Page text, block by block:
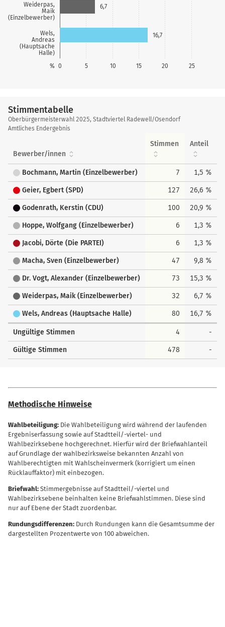
Weiderpas,
Maik
(Einzelbewerber)
Wels,
Andreas
(Hauptsache
Halle)
0
5 10 15 20 25
%
6,7
16,7
Stimmentabelle
Stimmentabelle
Oberbürgermeisterwahl 2025, Stadtviertel Radewell/Osendorf
Amtliches Endergebnis
Bewerber/innen
Stimmen Anteil
Bochmann, Martin (Einzelbewerber) 7 1,5 %
Geier, Egbert (SPD) 127 26,6 %
Godenrath, Kerstin (CDU) 100 20,9 %
Hoppe, Wolfgang (Einzelbewerber) 6 1,3 %
Jacobi, Dörte (Die PARTEI) 6 1,3 %
Macha, Sven (Einzelbewerber) 47 9,8 %
Dr. Vogt, Alexander (Einzelbewerber) 73 15,3 %
Weiderpas, Maik (Einzelbewerber) 32 6,7 %
Wels, Andreas (Hauptsache Halle) 80 16,7 %
Ungültige Stimmen 4 -
Gültige Stimmen 478 -
Methodische Hinweise
Wahlbeteiligung: Die Wahlbeteiligung wird während der laufenden
Ergebniserfassung sowie auf Stadtteil/-viertel- und
Wahlbezirksebene hochgerechnet. Hierfür wird der Briefwahlanteil
auf Grundlage der wahlbezirksweise bekannten Anzahl von
Wahlberechtigten mit Wahlscheinvermerk (korrigiert um einen
Rücklauffaktor) mit einbezogen.
Briefwahl: Stimmergebnisse auf Stadtteil/-viertel und
Wahlbezirksebene beinhalten keine Briefwahlstimmen. Diese sind
nur auf Ebene der Stadt zuordenbar.
Rundungsdifferenzen: Durch Rundungen kann die Gesamtsumme der
dargestellten Prozentwerte von 100 abweichen.